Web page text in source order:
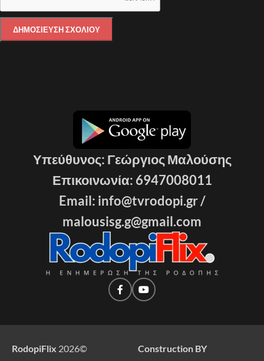
Υπεύθυνος: Γεώργιος Μαλούσης
Επικοινωνία: 6947008011
Email: info@tvrodopi.gr /
malousisg.g@gmail.com
RodopiFlix 2026© Construction BY